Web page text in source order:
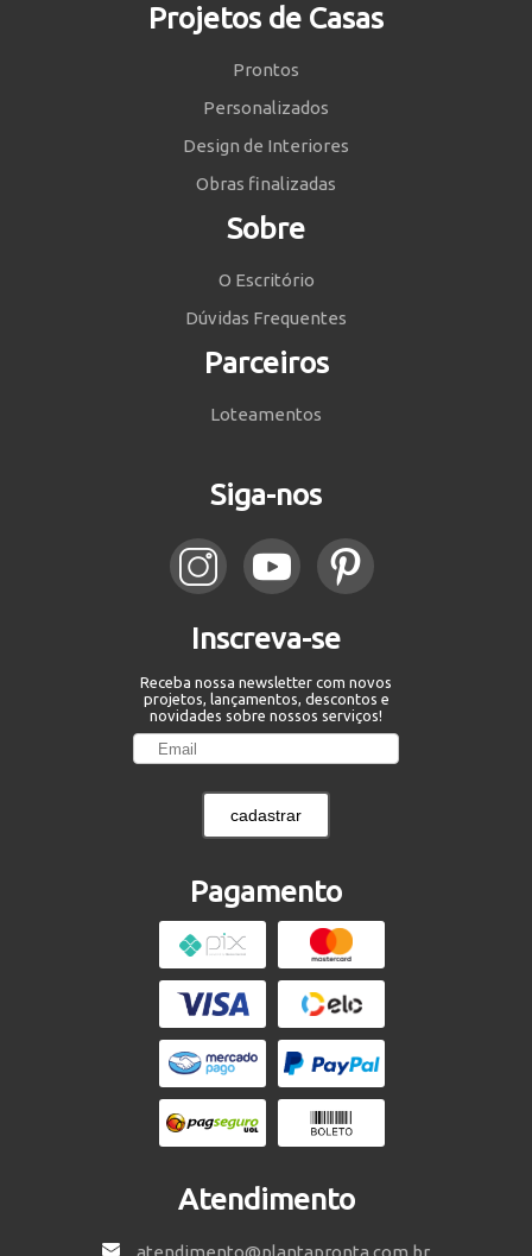
Projetos de Casas
Prontos
Personalizados
Design de Interiores
Obras finalizadas
Sobre
O Escritório
Dúvidas Frequentes
Parceiros
Loteamentos
Siga-nos
Inscreva-se
Receba nossa newsletter com novos
projetos, lançamentos, descontos e
novidades sobre nossos serviços!
cadastrar
Pagamento
Atendimento